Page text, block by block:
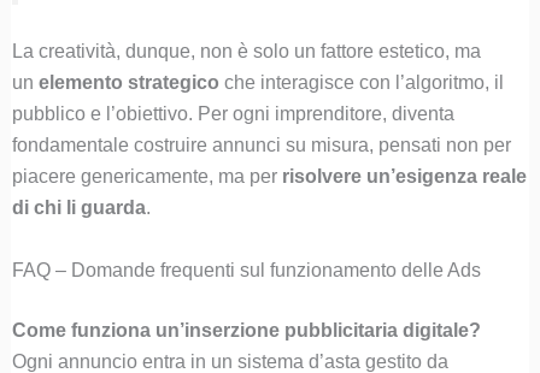
La creatività, dunque, non è solo un fattore estetico, ma
un elemento strategico che interagisce con l’algoritmo, il
pubblico e l’obiettivo. Per ogni imprenditore, diventa
fondamentale costruire annunci su misura, pensati non per
piacere genericamente, ma per risolvere un’esigenza reale
di chi li guarda.
FAQ – Domande frequenti sul funzionamento delle Ads
Come funziona un’inserzione pubblicitaria digitale?
Ogni annuncio entra in un sistema d’asta gestito da